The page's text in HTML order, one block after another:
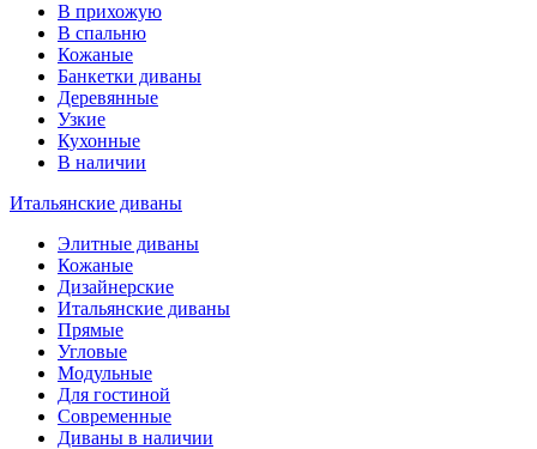
В прихожую
В спальню
Кожаные
Банкетки диваны
Деревянные
Узкие
Кухонные
В наличии
Итальянские диваны
Элитные диваны
Кожаные
Дизайнерские
Итальянские диваны
Прямые
Угловые
Модульные
Для гостиной
Современные
Диваны в наличии